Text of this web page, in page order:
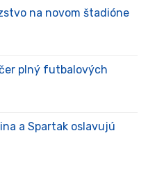
na novom štadióne
plný futbalových
a Spartak oslavujú